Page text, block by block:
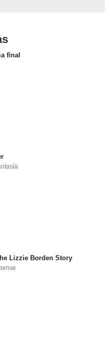
final
Lizzie Borden Story